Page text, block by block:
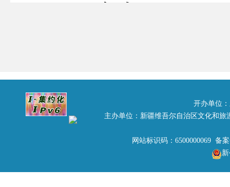
新旅2016007
三、招标人名称
新疆维吾尔自治区旅游局
地址：乌鲁木齐市金银
联系人：自治区旅游局
开办单位
主办单位：新疆维吾尔自治区文化和
网站标识码：6500000069 备